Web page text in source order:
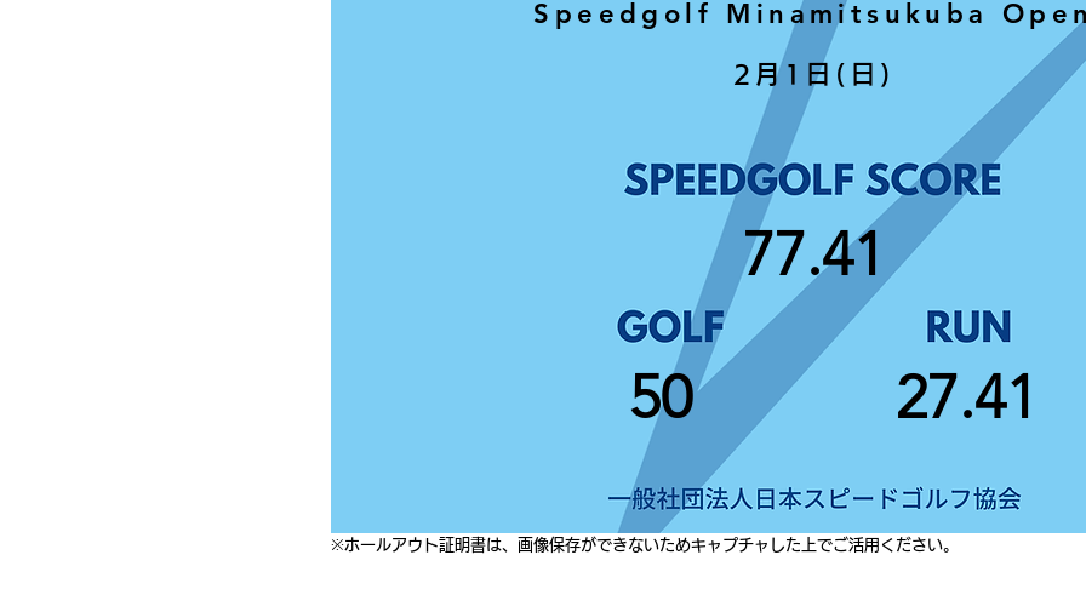
Speedgolf Minamitsukuba
50 27.41
77.41
2月1日(日)
※ホールアウト証明書は、画像保存ができないためキャプチャした上でご活用ください。